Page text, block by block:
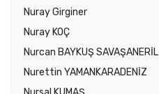
Nuray Girginer
Nuray KOÇ
Nurcan BAYKUŞ SAVAŞANERİL
Nurettin YAMANKARADENİZ